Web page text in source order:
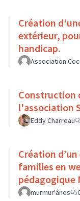
Création
extérieur,
handicap.
Association
Construction
l'association
Eddy Charreau
Création
familles en
pédagogique
murmur'ânes